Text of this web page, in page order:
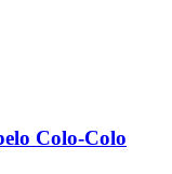
Colo-Colo